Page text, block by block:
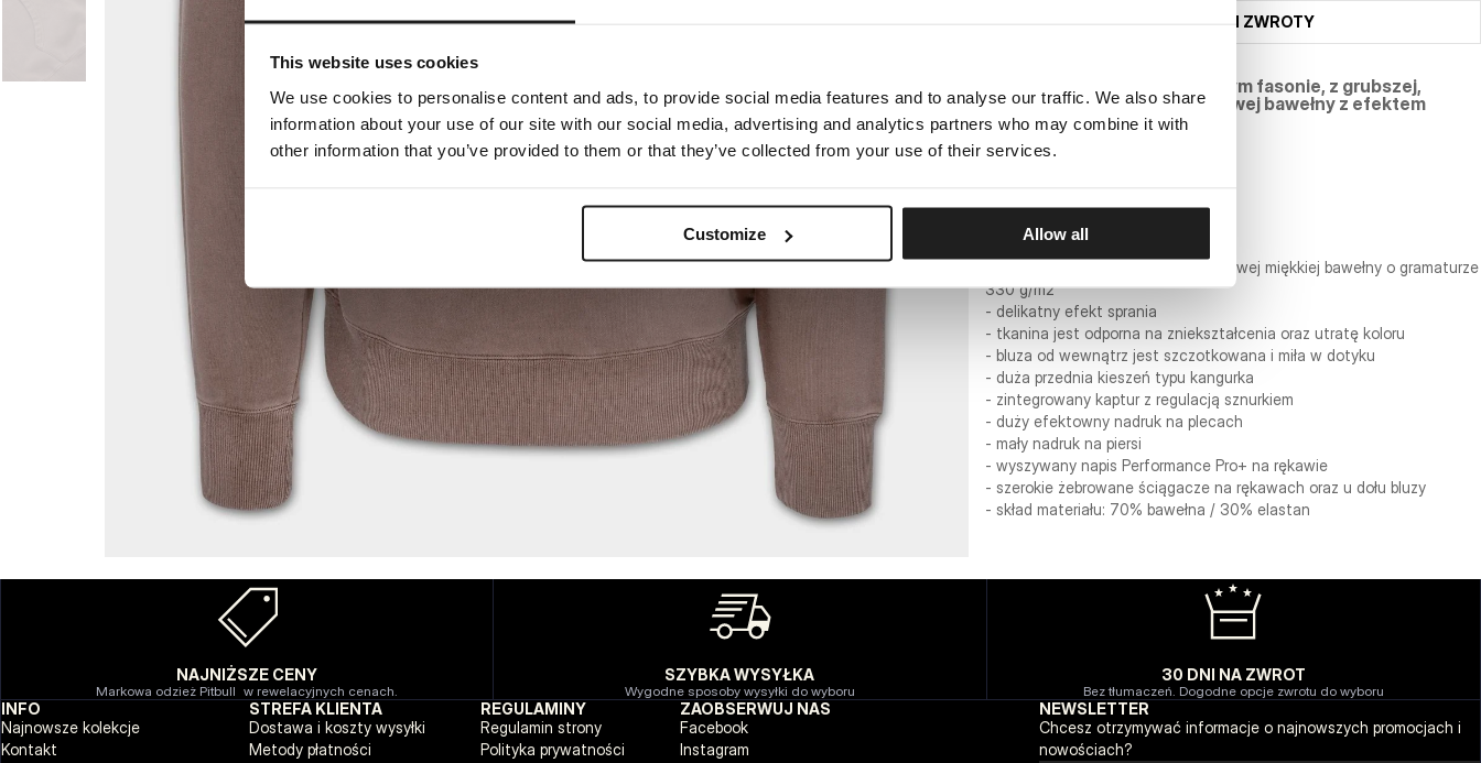
This website uses cookies
We use cookies to personalise content and ads, to provide social media features and to analyse our traffic. We also share
information about your use of our site with our social media, advertising and analytics partners who may combine it with
other information that you’ve provided to them or that they’ve collected from your use of their services.
Customize Allow all
WYSYŁKA I ZWROTY
Bluza o wygodnym, luźniejszym fasonie, z grubszej,
elastycznej, wysokogatunkowej bawełny z efektem
sprania.
Bluza męska z kapturem – BITE ME
- wygodny regularny fason
- bluza wykonana z wysokogatunkowej miękkiej bawełny o gramaturze
330 g/m2
- delikatny efekt sprania
- tkanina jest odporna na zniekształcenia oraz utratę koloru
- bluza od wewnątrz jest szczotkowana i miła w dotyku
- duża przednia kieszeń typu kangurka
- zintegrowany kaptur z regulacją sznurkiem
- duży efektowny nadruk na plecach
- mały nadruk na piersi
- wyszywany napis Performance Pro+ na rękawie
- szerokie żebrowane ściągacze na rękawach oraz u dołu bluzy
- skład materiału: 70% bawełna / 30% elastan
NAJNIŻSZE CENY
Markowa odzież Pitbull w rewelacyjnych cenach.
SZYBKA WYSYŁKA
Wygodne sposoby wysyłki do wyboru
30 DNI NA ZWROT
Bez tłumaczeń. Dogodne opcje zwrotu do wyboru
INFO
Najnowsze kolekcje
Kontakt
STREFA KLIENTA
Dostawa i koszty wysyłki
Metody płatności
REGULAMINY
Regulamin strony
Polityka prywatności
ZAOBSERWUJ NAS
Facebook
Instagram
NEWSLETTER
Chcesz otrzymywać informacje o najnowszych promocjach i
nowościach?